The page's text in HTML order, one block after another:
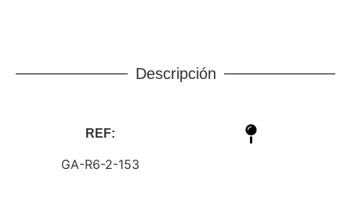
Descripción
REF:
GA-R6-2-153